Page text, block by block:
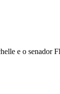
e o